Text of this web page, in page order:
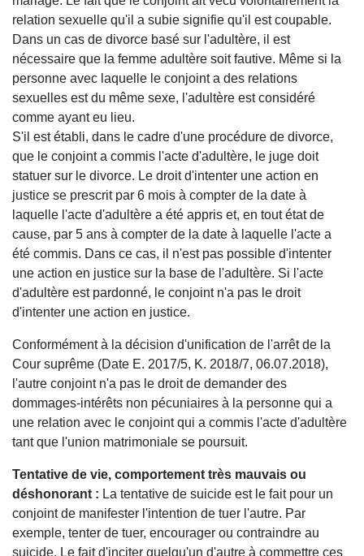
relation sexuelle qu'il a subie signifie qu'il est coupable.
Dans un cas de divorce basé sur l'adultère, il est
nécessaire que la femme adultère soit fautive. Même si la
personne avec laquelle le conjoint a des relations
sexuelles est du même sexe, l'adultère est considéré
comme ayant eu lieu.
S'il est établi, dans le cadre d'une procédure de divorce,
que le conjoint a commis l'acte d'adultère, le juge doit
statuer sur le divorce. Le droit d'intenter une action en
justice se prescrit par 6 mois à compter de la date à
laquelle l'acte d'adultère a été appris et, en tout état de
cause, par 5 ans à compter de la date à laquelle l'acte a
été commis. Dans ce cas, il n'est pas possible d'intenter
une action en justice sur la base de l'adultère. Si l'acte
d'adultère est pardonné, le conjoint n'a pas le droit
d'intenter une action en justice.
Conformément à la décision d'unification de l'arrêt de la
Cour suprême (Date E. 2017/5, K. 2018/7, 06.07.2018),
l'autre conjoint n'a pas le droit de demander des
dommages-intérêts non pécuniaires à la personne qui a
une relation avec le conjoint qui a commis l'acte d'adultère
tant que l'union matrimoniale se poursuit.
Tentative de vie, comportement très mauvais ou
déshonorant : La tentative de suicide est le fait pour un
conjoint de manifester l'intention de tuer l'autre. Par
exemple, tenter de tuer, encourager ou contraindre au
suicide. Le fait d'inciter quelqu'un d'autre à commettre ces